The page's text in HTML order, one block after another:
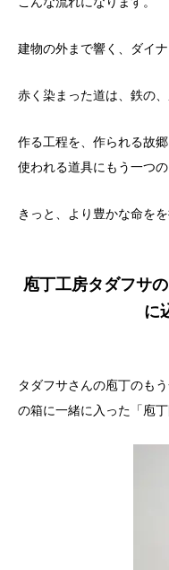
建物の外まで響く、ダイナ
赤く染まった道は、鉄の
作る工程を、作られる故
使われる道具にもう一つ
きっと、より豊かな命を
庖丁工房タダフサ
に
タダフサさんの庖丁のも
の箱に一緒に入った「庖